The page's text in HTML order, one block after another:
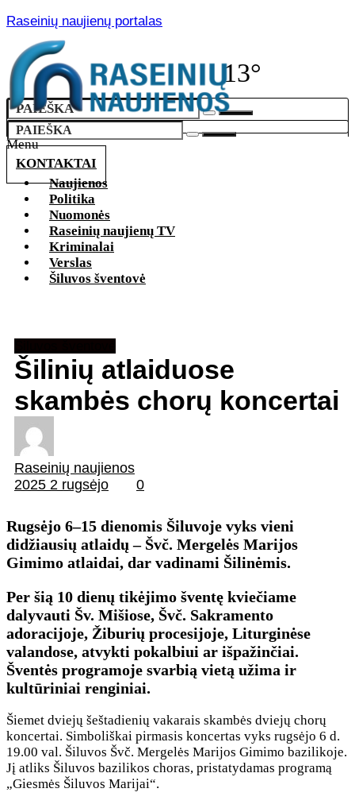
Raseinių naujienų portalas
13°
KONTAKTAI
Menu
Naujienos
Politika
Nuomonės
Raseinių naujienų TV
Kriminalai
Verslas
Šiluvos šventovė
Šilinių atlaiduose
skambės chorų koncertai
Raseinių naujienos
2025 2 rugsėjo
0
Rugsėjo 6–15 dienomis Šiluvoje vyks vieni
didžiausių atlaidų – Švč. Mergelės Marijos
Gimimo atlaidai, dar vadinami Šilinėmis.
Per šią 10 dienų tikėjimo šventę kviečiame
dalyvauti Šv. Mišiose, Švč. Sakramento
adoracijoje, Žiburių procesijoje, Liturginėse
valandose, atvykti pokalbiui ar išpažinčiai.
Šventės programoje svarbią vietą užima ir
kultūriniai renginiai.
Šiemet dviejų šeštadienių vakarais skambės dviejų chorų
koncertai. Simboliškai pirmasis koncertas vyks rugsėjo 6 d.
19.00 val. Šiluvos Švč. Mergelės Marijos Gimimo bazilikoje.
Jį atliks Šiluvos bazilikos choras, pristatydamas programą
„Giesmės Šiluvos Marijai“.